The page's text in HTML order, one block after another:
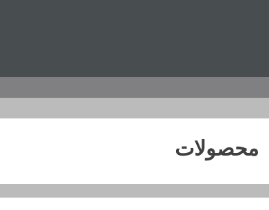
محصولات